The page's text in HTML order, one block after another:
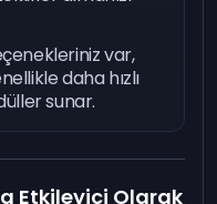
var,
daha hızlı
sunar.
Etkileyici Olarak